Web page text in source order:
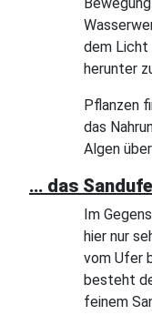
dem Licht
herunter
Pflanzen
das
Algen
… das
Im
hier nur
vom Ufer
besteht
feinem